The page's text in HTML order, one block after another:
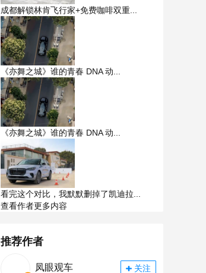
成都解锁林肯飞行家+免费咖啡双重...
《亦舞之城》谁的青春 DNA 动...
《亦舞之城》谁的青春 DNA 动...
看完这个对比，我默默删掉了凯迪拉...
查看作者更多内容
推荐作者
凤眼观车 关注